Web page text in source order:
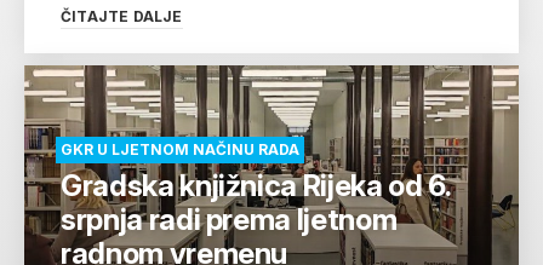
ČITAJTE DALJE
GKR U LJETNOM NAČINU RADA
Gradska knjižnica Rijeka od 6.
srpnja radi prema ljetnom
radnom vremenu